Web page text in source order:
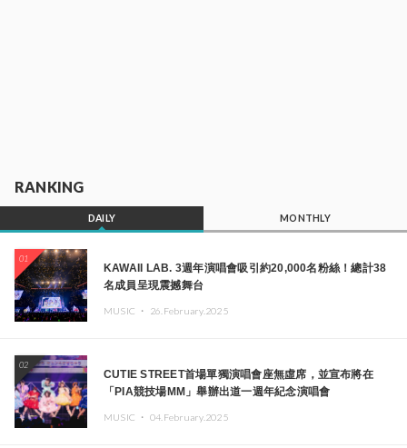
RANKING
DAILY MONTHLY
01
KAWAII LAB. 3週年演唱會吸引約20,000名粉絲！總計38
名成員呈現震撼舞台
MUSIC ・ 26.February.2025
02
CUTIE STREET首場單獨演唱會座無虛席，並宣布將在
「PIA競技場MM」舉辦出道一週年紀念演唱會
MUSIC ・ 04.February.2025